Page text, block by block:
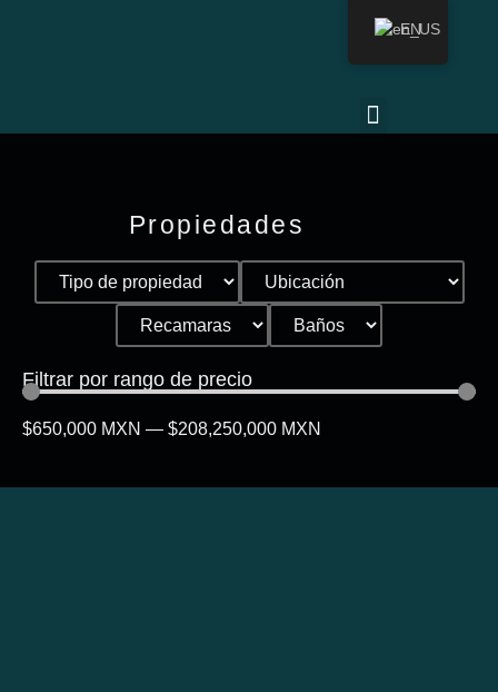
Propiedades
Filtrar por rango de precio
$650,000 MXN — $208,250,000 MXN
EN